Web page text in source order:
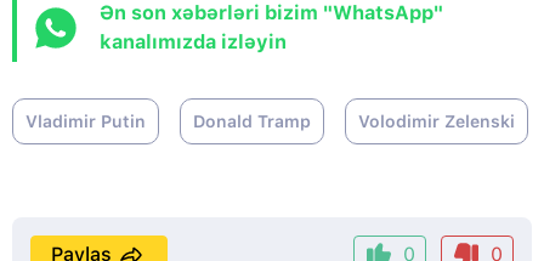
Ən son xəbərləri bizim "WhatsApp"
kanalımızda izləyin
Vladimir Putin Donald Tramp Volodimir Zelenski
0 0
Paylaş